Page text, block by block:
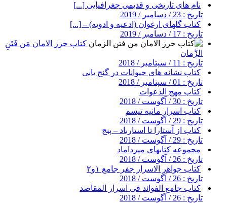
نام های تاریخی و قدیمی جغرافیایی [...]
تاریخ : 23 / دسامبر / 2019
کتاب گلهای ارغوان (ادعیه و ادویه) – [...]
تاریخ : 17 / دسامبر / 2019
کتاب حرز الامان مَن فَتَنِ
الزَّمان
تاریخ : 11 / سپتامبر / 2018
کتاب نشانه های حیوانات در گنج یابی
تاریخ : 01 / سپتامبر / 2018
کتاب مهج الدعوات
تاریخ : 30 / آگوست / 2018
کتاب اسرار مانیه تیسم
تاریخ : 29 / آگوست / 2018
کتاب از آستارا تا استارباد – پنج
تاریخ : 29 / آگوست / 2018
مجموعه کتابهای میرداماد
تاریخ : 26 / آگوست / 2018
کتاب جواهر الاسرار جفر جامع ۱و۲
تاریخ : 26 / آگوست / 2018
کتاب جامع الفوائد فی اسرار المقاصد
تاریخ : 26 / آگوست / 2018